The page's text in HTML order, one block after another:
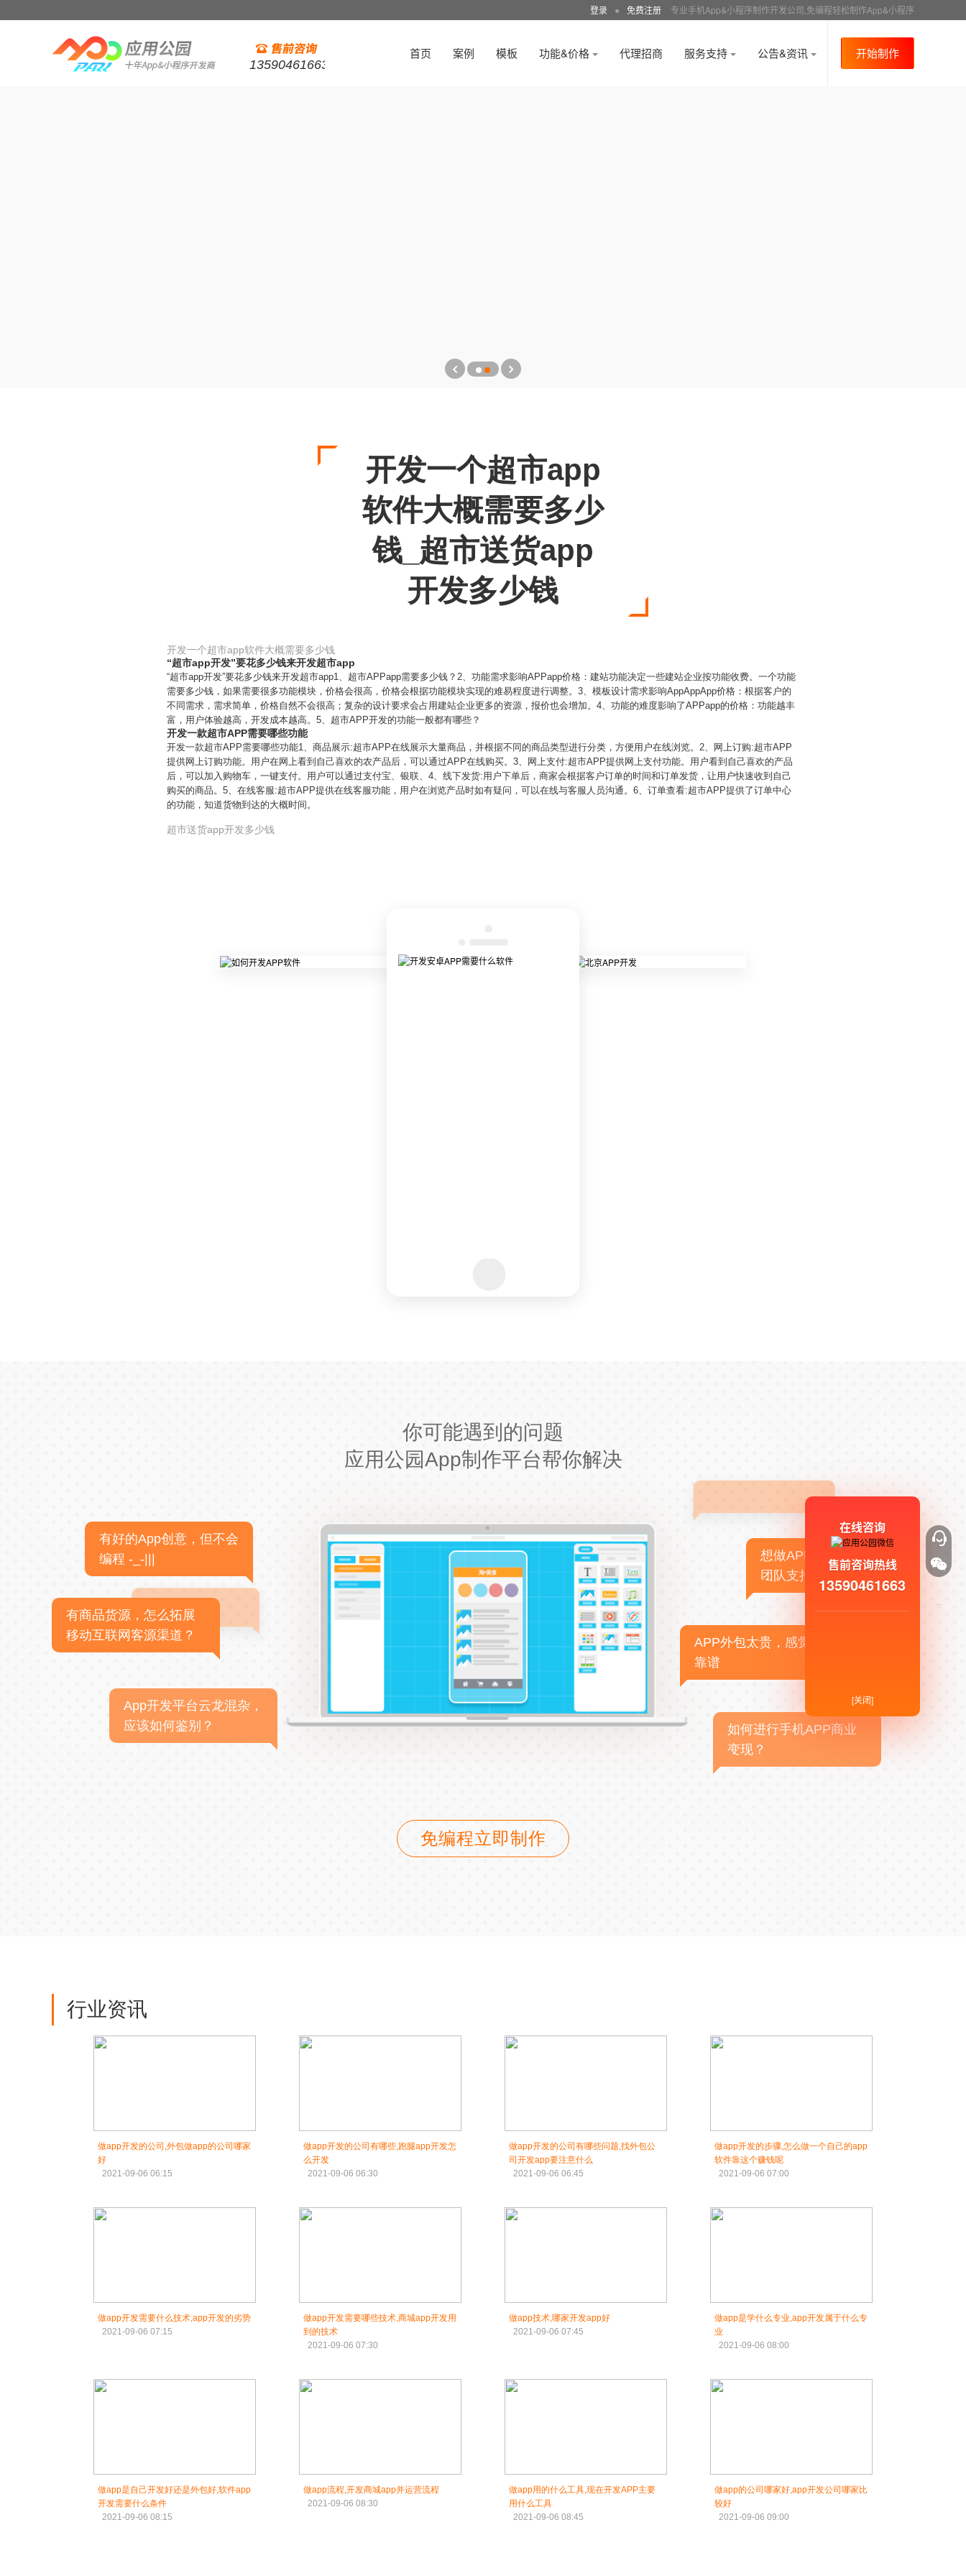
登录 ● 免费注册 专业手机App&小程序制作开发公司,免编程轻松制作App&小程序
13590461663
首页 案例 模板 功能&价格 代理招商 服务支持 公告&资讯 开始制作
开发一个超市app
软件大概需要多少
钱_超市送货app
开发多少钱
开发一个超市app软件大概需要多少钱
“超市app开发”要花多少钱来开发超市app
“超市app开发”要花多少钱来开发超市app1、超市APPapp需要多少钱？2、功能需求影响APPapp价格：建站功能决定一些建站企业按功能收费。一个功能
需要多少钱，如果需要很多功能模块，价格会很高，价格会根据功能模块实现的难易程度进行调整。3、模板设计需求影响AppAppApp价格：根据客户的
不同需求，需求简单，价格自然不会很高；复杂的设计要求会占用建站企业更多的资源，报价也会增加。4、功能的难度影响了APPapp的价格：功能越丰
富，用户体验越高，开发成本越高。5、超市APP开发的功能一般都有哪些？
开发一款超市APP需要哪些功能
开发一款超市APP需要哪些功能1、商品展示:超市APP在线展示大量商品，并根据不同的商品类型进行分类，方便用户在线浏览。2、网上订购:超市APP
提供网上订购功能。用户在网上看到自己喜欢的农产品后，可以通过APP在线购买。3、网上支付:超市APP提供网上支付功能。用户看到自己喜欢的产品
后，可以加入购物车，一键支付。用户可以通过支付宝、银联、4、线下发货:用户下单后，商家会根据客户订单的时间和订单发货，让用户快速收到自己
购买的商品。5、在线客服:超市APP提供在线客服功能，用户在浏览产品时如有疑问，可以在线与客服人员沟通。6、订单查看:超市APP提供了订单中心
的功能，知道货物到达的大概时间。
超市送货app开发多少钱
你可能遇到的问题
应用公园App制作平台帮你解决
有好的App创意，但不会
编程 -_-|||
有商品货源，怎么拓展
移动互联网客源渠道？
App开发平台云龙混杂，
应该如何鉴别？
想做APP，但没有技术
团队支持
APP外包太贵，感觉不
靠谱
如何进行手机APP商业
变现？
免编程立即制作
行业资讯
做app开发的公司,外包做app的公司哪家
好
2021-09-06 06:15
做app开发的公司有哪些,跑腿app开发怎
么开发
2021-09-06 06:30
做app开发的公司有哪些问题,找外包公
司开发app要注意什么
2021-09-06 06:45
做app开发的步骤,怎么做一个自己的app
软件靠这个赚钱呢
2021-09-06 07:00
做app开发需要什么技术,app开发的劣势
2021-09-06 07:15
做app开发需要哪些技术,商城app开发用
到的技术
2021-09-06 07:30
做app技术,哪家开发app好
2021-09-06 07:45
做app是学什么专业,app开发属于什么专
业
2021-09-06 08:00
做app是自己开发好还是外包好,软件app
开发需要什么条件
2021-09-06 08:15
做app流程,开发商城app并运营流程
2021-09-06 08:30
做app用的什么工具,现在开发APP主要
用什么工具
2021-09-06 08:45
做app的公司哪家好,app开发公司哪家比
较好
2021-09-06 09:00
在线咨询
售前咨询热线
13590461663
[关闭]